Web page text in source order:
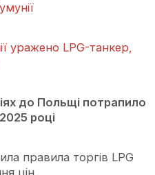
уражено LPG-танкер,
до Польщі потрапило
році
правила торгів LPG
цін